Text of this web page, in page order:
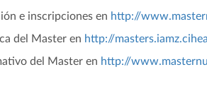
e inscripciones en http://
del Master en http://
del Master en http://